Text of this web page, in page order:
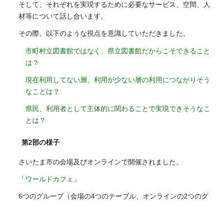
そして、それぞれを実現するために必要なサービス、空間、人
材等について話し合います。
その際、以下のような視点を意識していただきました。
市町村立図書館ではなく、県立図書館だからこそできること
は？
現在利用してない層、利用が少ない層の利用につながりそう
なことは？
県民、利用者として主体的に関わることで実現できそうなこ
とは？
第2部の様子
さいたま市の会場及びオンラインで開催されました。
「ワールドカフェ 」
6つのグループ（会場の4つのテーブル、オンラインの2つのグ